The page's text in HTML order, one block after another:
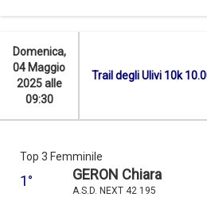
Domenica,
04 Maggio
2025 alle
09:30
Trail degli Ulivi 10k
Top 3 Femminile
1° GERON Chiara
A.S.D. NEXT 42 195